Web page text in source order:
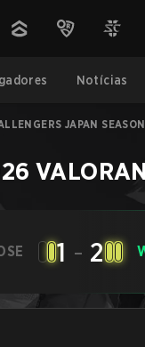
Notícias
JAPAN
1 - 2